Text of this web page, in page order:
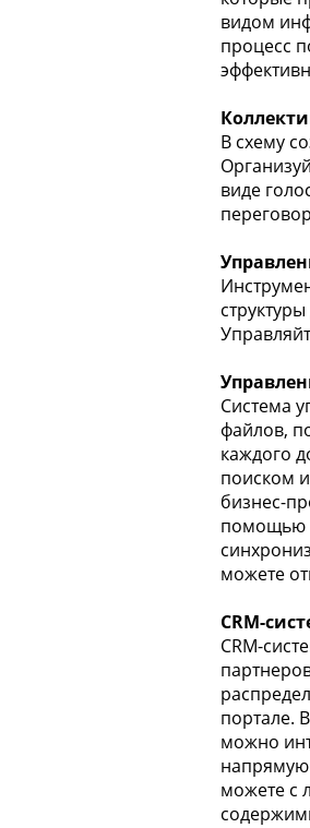
видом
процесс
В схему
виде
Система
файлов,
каждого
поиском
бизнес-
помощью
можете
CRM-
CRM-
портале.
можно
напрямую
можете с